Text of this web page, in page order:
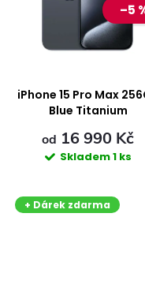
ů
ů
–5
iPhone 15 Pro Max
Blue Titanium
od 16 990 Kč
Skladem1 ks
+ Dárek zdarma